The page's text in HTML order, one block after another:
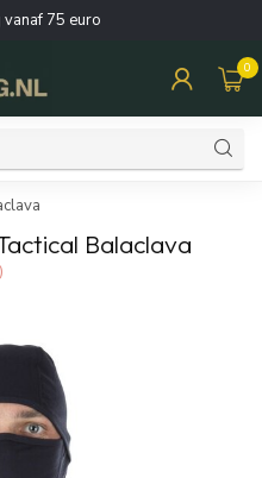
75 euro
0
Balaclava